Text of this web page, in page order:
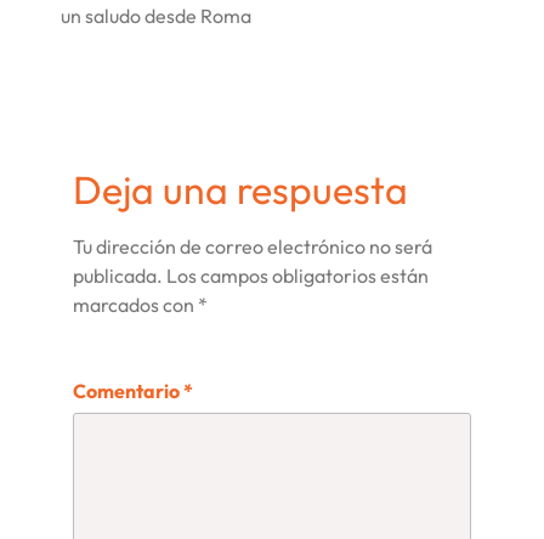
un saludo desde Roma
Deja una respuesta
Tu dirección de correo electrónico no será
publicada. Los campos obligatorios están
marcados con *
Comentario*